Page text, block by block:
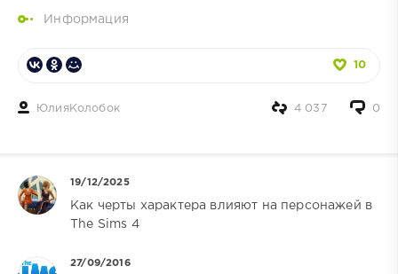
Информация
10
ЮлияКолобок 0
4 037
19/12/2025
Как черты характера влияют на персонажей в
The Sims 4
27/09/2016